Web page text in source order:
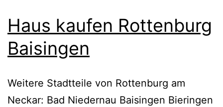
Haus kaufen Rottenburg
Baisingen
Weitere Stadtteile von Rottenburg am
Neckar: Bad Niedernau Baisingen Bieringen